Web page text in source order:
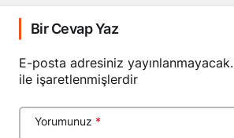
Bir Cevap Yaz
E-posta adresiniz yayınlanmayacak.
ile işaretlenmişlerdir
Yorumunuz *